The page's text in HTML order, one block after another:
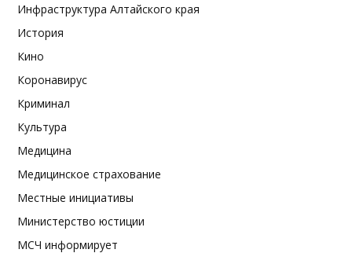
Инфраструктура Алтайского края
История
Кино
Коронавирус
Криминал
Культура
Медицина
Медицинское страхование
Местные инициативы
Министерство юстиции
МСЧ информирует